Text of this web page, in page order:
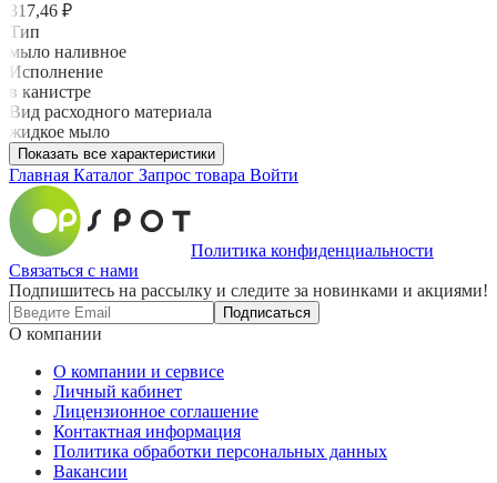
317,46 ₽
Тип
мыло наливное
Исполнение
в канистре
Вид расходного материала
жидкое мыло
Показать все характеристики
Главная Каталог Запрос товара Войти
Политика конфиденциальности
Связаться с нами
Подпишитесь на рассылку и следите за новинками и акциями!
Подписаться
О компании
О компании и сервисе
Личный кабинет
Лицензионное соглашение
Контактная информация
Политика обработки персональных данных
Вакансии